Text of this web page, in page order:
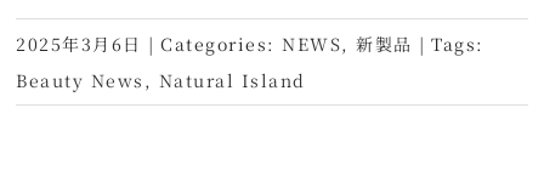
2025年3月6日 | Categories: NEWS,新製品 | Tags:
Beauty News , Natural Island